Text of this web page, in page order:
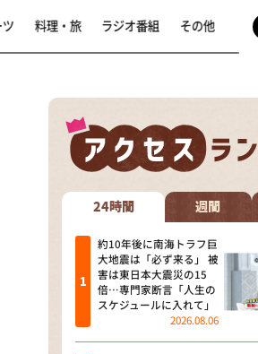
なるみ・岡村の過ぎ
相席食堂
これ余談なんですけ
～人生密着トーク
～ やすとものいた
探偵！ナイトスク
料理・旅 ラジオ番組 その他
24時間 週間
約10年後に南海トラフ巨
大地震は「必ず来る」 被
害は東日本大震災の15
倍…専門家断言「人生の
スケジュールに入れて」
2026.08.06